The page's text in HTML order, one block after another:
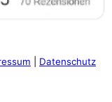
Datenschutz